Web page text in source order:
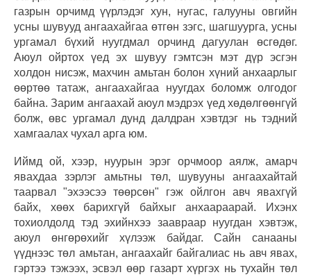
газрын орчимд үүрлэдэг хун, нугас, галууны овгийн
усны шувууд ангаахайгаа өтгөн зэгс, шагшуурга, усны
ургамал бүхий нуугдмал орчинд дагуулан өсгөдөг.
Аюул ойртох үед эх шувуу гэмтсэн мэт дүр эсгэн
холдон нисэж, махчин амьтан болон хүний анхаарлыг
өөртөө татаж, ангаахайгаа нуугдах боломж олгодог
байна. Зарим ангаахай аюул мэдрэх үед хөдөлгөөнгүй
болж, өвс ургамал дунд далдран хэвтдэг нь тэдний
хамгаалах чухал арга юм.
Иймд ой, хээр, нуурын эрэг орчмоор аялж, амарч
явахдаа зэрлэг амьтны төл, шувууны ангаахайтай
таарвал "эхээсээ төөрсөн" гэж ойлгон авч явахгүй
байх, хөөх барихгүй байхыг анхаараарай. Ихэнх
тохиолдолд тэд эхийнхээ заавраар нуугдан хэвтэж,
аюул өнгөрөхийг хүлээж байдаг. Сайн санааны
үүднээс төл амьтан, ангаахайг байгалиас нь авч явах,
гэртээ тэжээх, эсвэл өөр газарт хүргэх нь тухайн төл